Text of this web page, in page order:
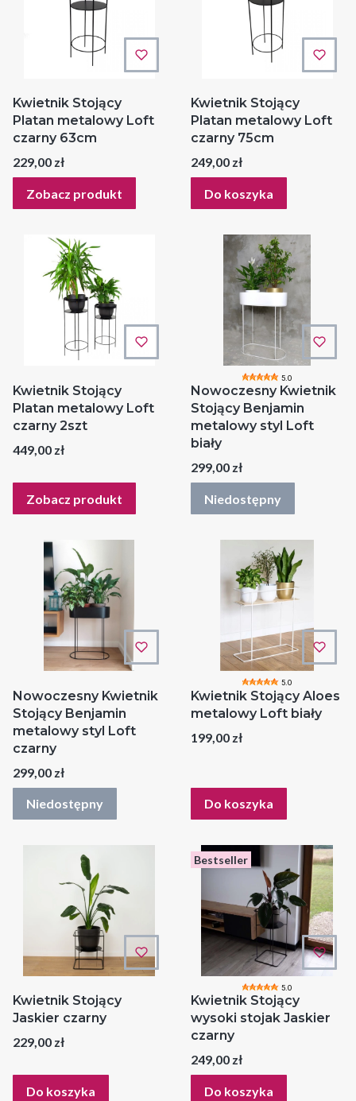
Kwietnik Stojący
Platan metalowy Loft
czarny 63cm
Cena
229,00 zł
Zobacz produkt
Kwietnik Stojący
Platan metalowy Loft
czarny 75cm
Cena
249,00 zł
Do koszyka
Kwietnik Stojący
Platan metalowy Loft
czarny 2szt
Cena
449,00 zł
Zobacz produkt
5.0
Nowoczesny Kwietnik
Stojący Benjamin
metalowy styl Loft
biały
Cena
299,00 zł
Niedostępny
Nowoczesny Kwietnik
Stojący Benjamin
metalowy styl Loft
czarny
Cena
299,00 zł
Niedostępny
5.0
Kwietnik Stojący Aloes
metalowy Loft biały
Cena
199,00 zł
Do koszyka
Kwietnik Stojący
Jaskier czarny
Cena
229,00 zł
Do koszyka
Bestseller
5.0
Kwietnik Stojący
wysoki stojak Jaskier
czarny
Cena
249,00 zł
Do koszyka